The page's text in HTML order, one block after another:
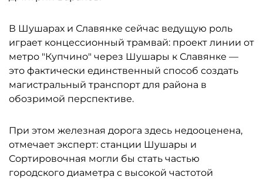
В Шушарах и Славянке сейчас ведущую роль
играет концессионный трамвай: проект линии от
метро "Купчино" через Шушары к Славянке —
это фактически единственный способ создать
магистральный транспорт для района в
обозримой перспективе.
При этом железная дорога здесь недооценена,
отмечает эксперт: станции Шушары и
Сортировочная могли бы стать частью
городского диаметра с высокой частотой